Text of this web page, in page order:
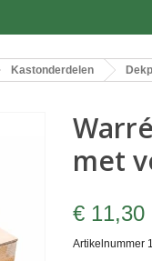
Kastonderdelen
met
€ 11,30
Artikelnummer